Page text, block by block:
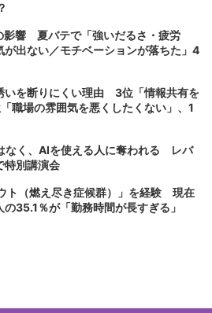
影響 夏バテで「強いだるさ・疲労
出ない／モチベーションが落ちた」4
いを断りにくい理由 3位「情報共有を
職場の雰囲気を悪くしたくない」、1
なく、AIを使える人に奪われる レバ
特別講演会
ト（燃え尽き症候群）」を経験 現在
の35.1％が「勤務時間が長すぎる」